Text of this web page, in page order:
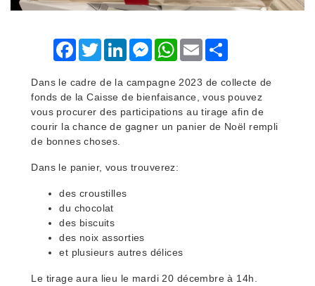
FacebookTwitterLinkedInMessengerWhatsApp
Email
Dans le cadre de la campagne 2023 de collecte de
fonds de la Caisse de bienfaisance, vous pouvez
vous procurer des participations au tirage afin de
courir la chance de gagner un panier de Noël rempli
de bonnes choses.
Dans le panier, vous trouverez:
des croustilles
du chocolat
des biscuits
des noix assorties
et plusieurs autres délices
Le tirage aura lieu le mardi 20 décembre à 14h.